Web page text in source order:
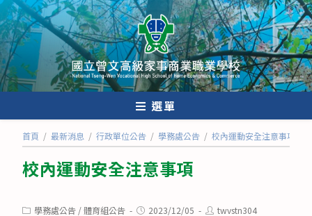
跳
轉
至
主
要
內
選單
首頁 / 最新消息 / 行政單位公告 / 學務處公告 / 校內運動安全注意事項
校內運動安全注意事項
Post學務處公告 /體育組公告
Post2023/12/05
Posttwvstn304